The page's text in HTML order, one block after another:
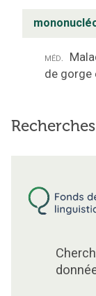
méd.
de gorge